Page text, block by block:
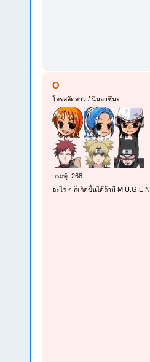
O
โจรสลัดสาว / นินจาซึนะ
กระทู้: 268
อะไร ๆ ก็เกิดขึ้นได้ถ้ามี M.U.G.E.N